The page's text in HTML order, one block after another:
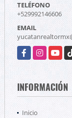
TELÉFONO
+529992146606
EMAIL
FacebookInstagram
INFORMACIÓN
Inicio